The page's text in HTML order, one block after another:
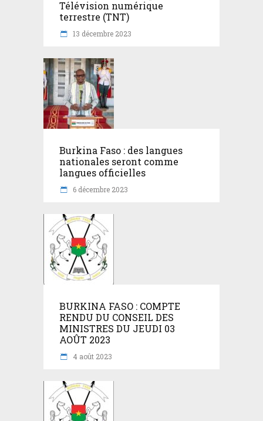
Télévision numérique
terrestre (TNT)
13 décembre 2023
Burkina Faso : des langues
nationales seront comme
langues officielles
6 décembre 2023
BURKINA FASO : COMPTE
RENDU DU CONSEIL DES
MINISTRES DU JEUDI 03
AOÛT 2023
4 août 2023